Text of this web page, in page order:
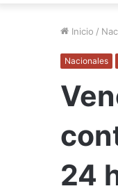
Inicio /
Nacionales
24